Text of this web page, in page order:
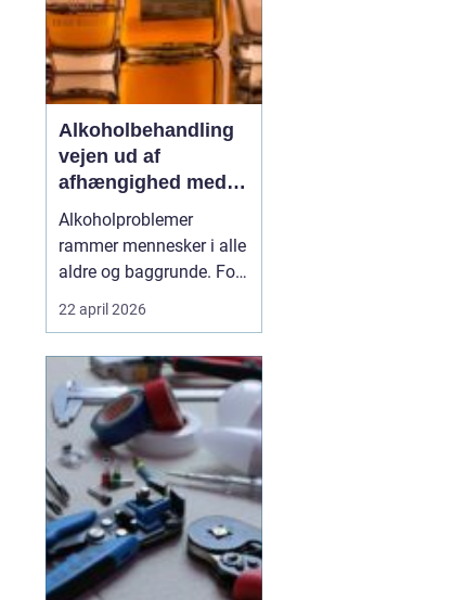
taler om02 maj 2026
Alkoholbehandling
vejen ud af
afhængighed med
professionel støtte
Alkoholproblemer
rammer mennesker i alle
aldre og baggrunde. For
mange starter det med
hyggedrik på arbejde
langsomt får alkoholen
mere magt over
hverdagen. Når drikkeriet
begynder at styre tanker,
relationer og helbred,
kan
22 april 2026